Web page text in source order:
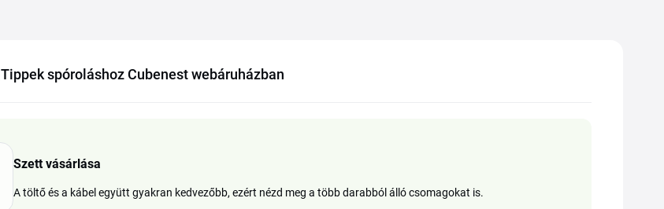
Tippek spóroláshoz Cubenest webáruházban
Szett vásárlása
A töltő és a kábel együtt gyakran kedvezőbb, ezért nézd meg a több darabból álló csomagokat is.